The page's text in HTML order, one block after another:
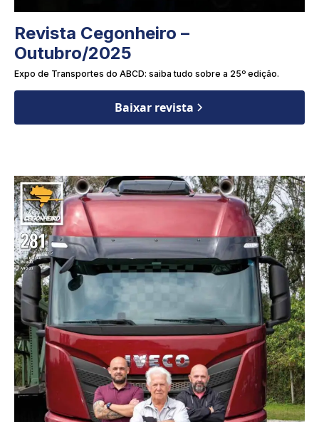
Revista Cegonheiro –
Outubro/2025
Expo de Transportes do ABCD: saiba tudo sobre a 25º edição.
Baixar revista